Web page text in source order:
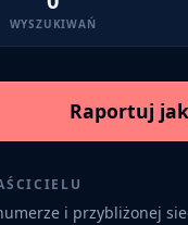
WYSZUKIWAŃ
Raportuj
i przybliżonej